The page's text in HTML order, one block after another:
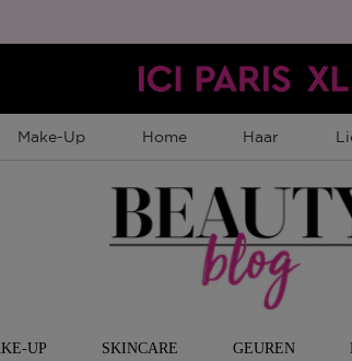
Make-Up Home Haar
UP SKINCARE GEUREN